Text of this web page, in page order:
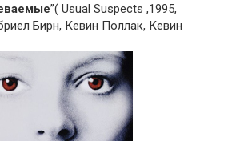
”( Usual Suspects ,1995,
Бирн, Кевин Поллак, Кевин